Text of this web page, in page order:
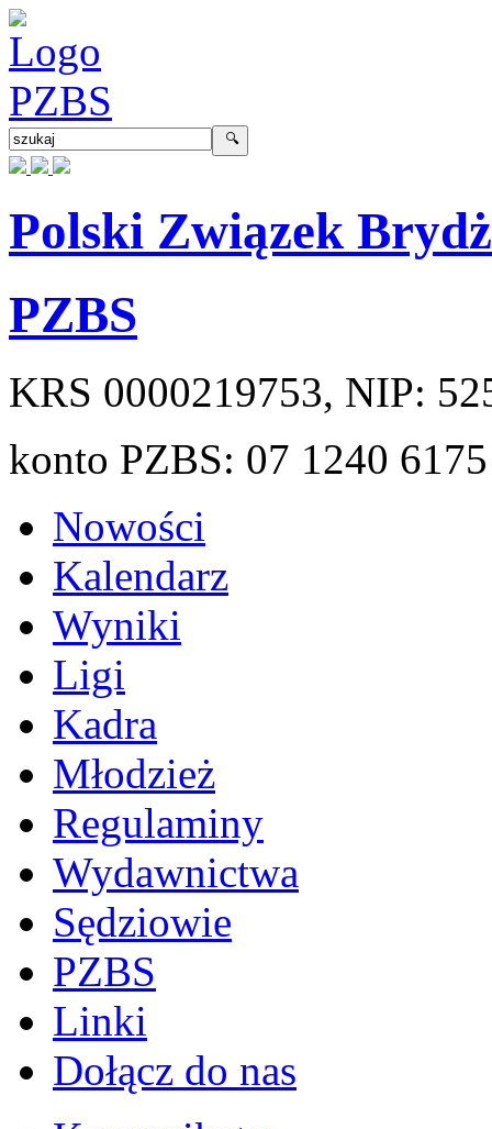
Polski Związek
PZBS
KRS 0000219753, NIP:
konto PZBS: 07 1240
Nowości
Kalendarz
Wyniki
Ligi
Kadra
Młodzież
Regulaminy
Wydawnictwa
Sędziowie
PZBS
Linki
Dołącz do nas